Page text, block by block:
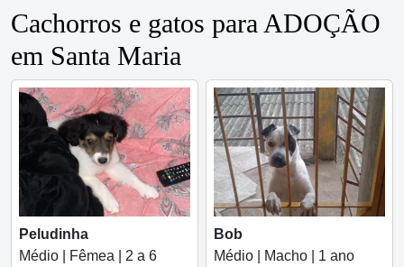
Cachorros e gatos para ADOÇÃO
em Santa Maria
Peludinha
Médio | Fêmea | 2 a 6
Bob
Médio | Macho | 1 ano